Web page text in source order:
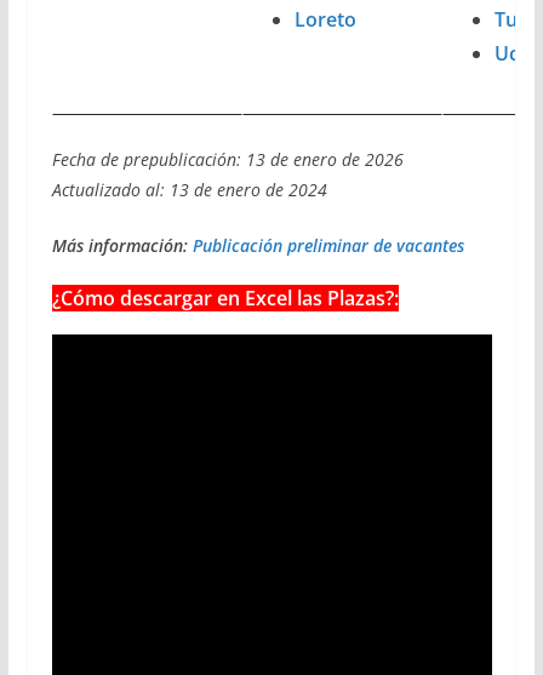
Loreto
Fecha de prepublicación: 13 de enero de 2026
Actualizado al: 13 de enero de 2024
Más información: Publicación preliminar de vacantes
¿Cómo descargar en Excel las Plazas?: